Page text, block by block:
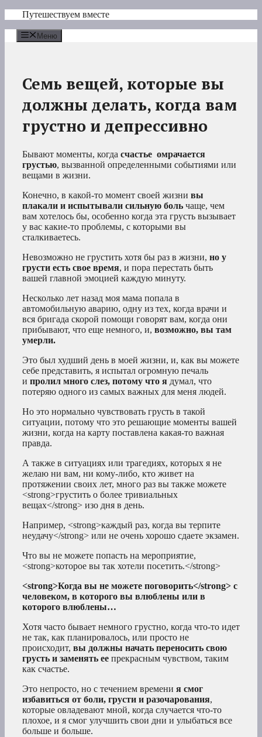
Перейти
содержимому
Путешествуем вместе
Меню
Семь вещей, которые вы
должны делать, когда вам
грустно и депрессивно
Бывают моменты, когда счастье омрачается
грустью, вызванной определенными событиями или
вещами в жизни.
Конечно, в какой-то момент своей жизни вы
плакали и испытывали сильную боль чаще, чем
вам хотелось бы, особенно когда эта грусть вызывает
у вас какие-то проблемы, с которыми вы
сталкиваетесь.
Невозможно не грустить хотя бы раз в жизни, но у
грусти есть свое время, и пора перестать быть
вашей главной эмоцией каждую минуту.
Несколько лет назад моя мама попала в
автомобильную аварию, одну из тех, когда врачи и
вся бригада скорой помощи говорят вам, когда они
прибывают, что еще немного, и, возможно, вы там
умерли.
Это был худший день в моей жизни, и, как вы можете
себе представить, я испытал огромную печаль
и пролил много слез, потому что я думал, что
потеряю одного из самых важных для меня людей.
Но это нормально чувствовать грусть в такой
ситуации, потому что это решающие моменты вашей
жизни, когда на карту поставлена какая-то важная
правда.
А также в ситуациях или трагедиях, которых я не
желаю ни вам, ни кому-либо, кто живет на
протяжении своих лет, много раз вы также можете
<strong>грустить о более тривиальных
вещах</strong> изо дня в день.
Например, <strong>каждый раз, когда вы терпите
неудачу</strong> или не очень хорошо сдаете экзамен.
Что вы не можете попасть на мероприятие,
<strong>которое вы так хотели посетить.</strong>
<strong>Когда вы не можете поговорить</strong> с
человеком, в которого вы влюблены или в
которого влюблены…
Хотя часто бывает немного грустно, когда что-то идет
не так, как планировалось, или просто не
происходит, вы должны начать переносить свою
грусть и заменять ее прекрасным чувством, таким
как счастье.
Это непросто, но с течением времени я смог
избавиться от боли, грусти и разочарования,
которые овладевают мной, когда случается что-то
плохое, и я смог улучшить свои дни и улыбаться все
больше и больше.